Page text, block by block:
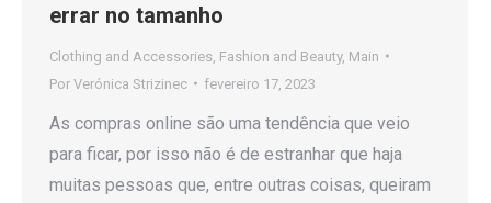
errar no tamanho
Clothing and Accessories Fashion and Beauty, Main
Por Verónica Strizinec fevereiro 17, 2023
As compras online são uma tendência que veio
para ficar, por isso não é de estranhar que haja
muitas pessoas que, entre outras coisas, queiram